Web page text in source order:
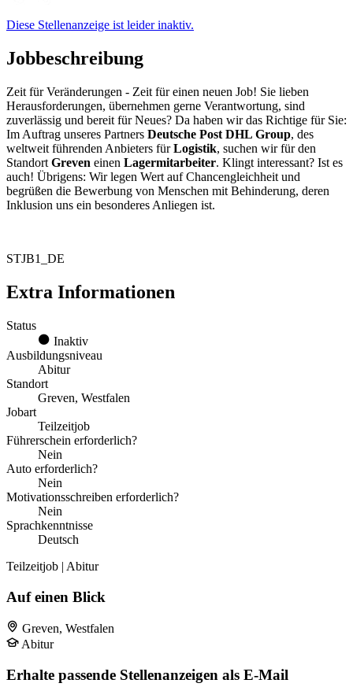
Diese Stellenanzeige ist leider inaktiv.
Jobbeschreibung
Zeit für Veränderungen - Zeit für einen neuen Job! Sie lieben
Herausforderungen, übernehmen gerne Verantwortung, sind
zuverlässig und bereit für Neues? Da haben wir das Richtige für Sie:
Im Auftrag unseres Partners Deutsche Post DHL Group, des
weltweit führenden Anbieters fürLogistik, suchen wir für den
Standort Greven einen Lagermitarbeiter. Klingt interessant? Ist es
auch! Übrigens: Wir legen Wert auf Chancengleichheit und
begrüßen die Bewerbung von Menschen mit Behinderung, deren
Inklusion uns ein besonderes Anliegen ist.
STJB1_DE
Extra Informationen
Status
Inaktiv
Ausbildungsniveau
Abitur
Standort
Greven, Westfalen
Jobart
Teilzeitjob
Führerschein erforderlich?
Nein
Auto erforderlich?
Nein
Motivationsschreiben erforderlich?
Nein
Sprachkenntnisse
Deutsch
Teilzeitjob | Abitur
Auf einen Blick
Greven, Westfalen
Abitur
Erhalte passende Stellenanzeigen als E-Mail